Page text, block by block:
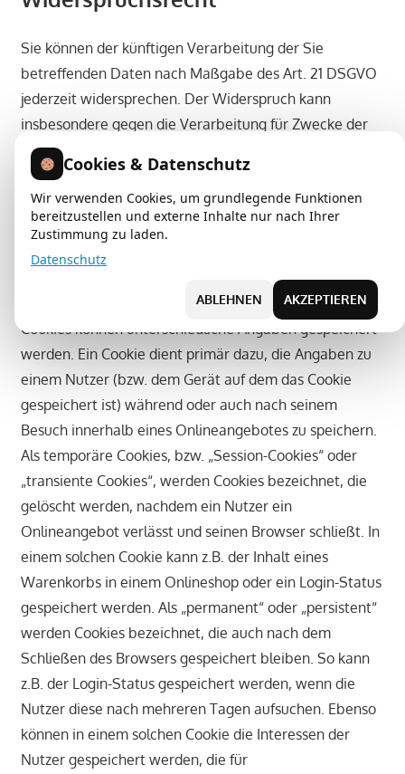
Sie können der künftigen Verarbeitung der Sie
betreffenden Daten nach Maßgabe des Art. 21 DSGVO
jederzeit widersprechen. Der Widerspruch kann
insbesondere gegen die Verarbeitung für Zwecke der
Direktwerbung erfolgen.
Cookies und Widerspruchsrecht bei
Direktwerbung
Als „Cookies“ werden kleine Dateien bezeichnet, die auf
Rechnern der Nutzer gespeichert werden. Innerhalb der
Cookies können unterschiedliche Angaben gespeichert
werden. Ein Cookie dient primär dazu, die Angaben zu
einem Nutzer (bzw. dem Gerät auf dem das Cookie
gespeichert ist) während oder auch nach seinem
Besuch innerhalb eines Onlineangebotes zu speichern.
Als temporäre Cookies, bzw. „Session-Cookies“ oder
„transiente Cookies“, werden Cookies bezeichnet, die
gelöscht werden, nachdem ein Nutzer ein
Onlineangebot verlässt und seinen Browser schließt. In
einem solchen Cookie kann z.B. der Inhalt eines
Warenkorbs in einem Onlineshop oder ein Login-Status
gespeichert werden. Als „permanent“ oder „persistent“
werden Cookies bezeichnet, die auch nach dem
Schließen des Browsers gespeichert bleiben. So kann
z.B. der Login-Status gespeichert werden, wenn die
Nutzer diese nach mehreren Tagen aufsuchen. Ebenso
können in einem solchen Cookie die Interessen der
Nutzer gespeichert werden, die für
Cookies & Datenschutz
Wir verwenden Cookies, um grundlegende Funktionen
bereitzustellen und externe Inhalte nur nach Ihrer
Zustimmung zu laden.
Datenschutz
ABLEHNEN AKZEPTIEREN